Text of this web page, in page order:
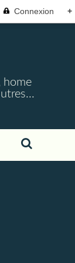
Connexion +
home